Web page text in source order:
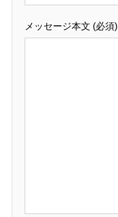
メッセージ本文 (必須)